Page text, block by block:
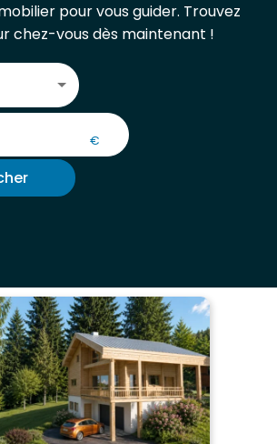
pour vous guider. Trouvez
chez-vous dès maintenant !
€